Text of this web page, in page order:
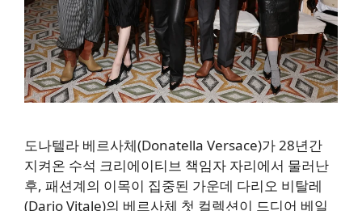
도나텔라 베르사체(Donatella Versace)가 28년간
지켜온 수석 크리에이티브 책임자 자리에서 물러난
후, 패션계의 이목이 집중된 가운데 다리오 비탈레
(Dario Vitale)의 베르사체 첫 컬렉션이 드디어 베일